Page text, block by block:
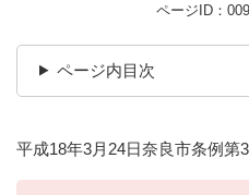
ページID：
ページ内目次
平成18年3月24日奈良市条例第